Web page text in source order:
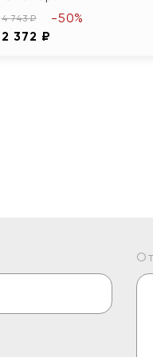
4 743 ₽
2 372 ₽
-50%